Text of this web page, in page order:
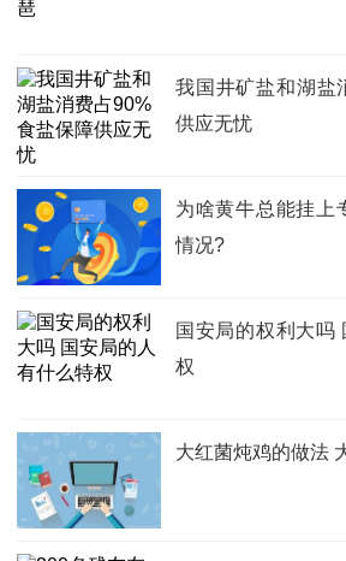
我国井矿盐和湖盐
供应无忧
为啥黄牛总能挂上
情况?
国安局的权利大吗
权
大红菌炖鸡的做法